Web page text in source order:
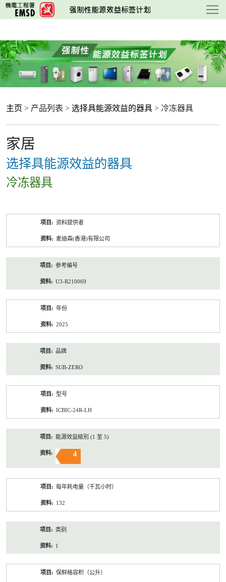
跳
至
要
内
容
主页 > 产品列表 > 选择具能源效益的器具 > 冷冻器具
家居
选择具能源效益的器具
冷冻器具
资料提供者
麦迪森(香港)有限公司
参考编号
U3-R210069
年份
2025
品牌
SUB-ZERO
型号
ICBIC-24R-LH
能源效益級別 (1 至 5)
4
每年耗电量（千瓦小时）
132
类别
1
保鲜格容积（公升）